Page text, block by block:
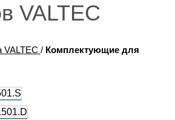
VALTEC
VALTEC / Комплектующие для